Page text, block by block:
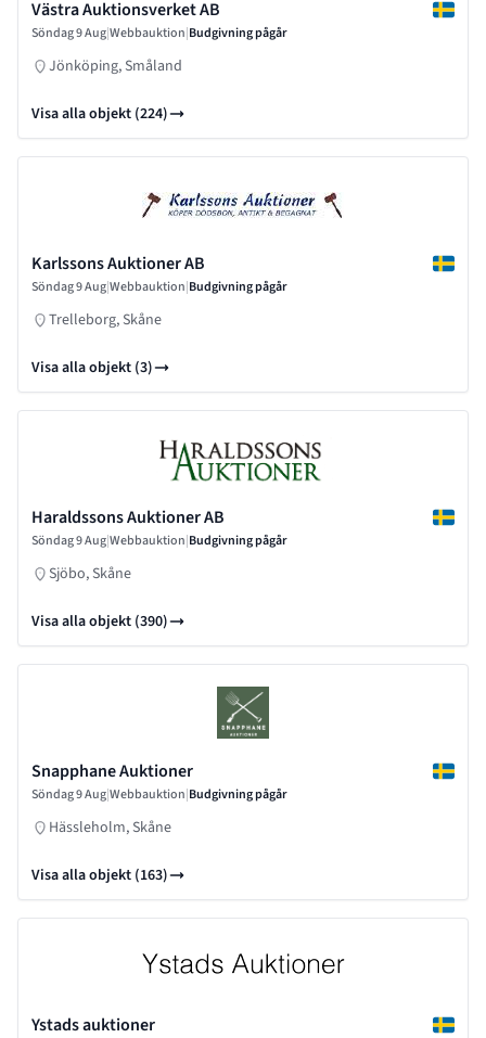
Västra Auktionsverket AB
Söndag 9 Aug|Webbauktion|Budgivning pågår
Jönköping, Småland
Visa alla objekt (224)
Karlssons Auktioner AB
Söndag 9 Aug|Webbauktion|Budgivning pågår
Trelleborg, Skåne
Visa alla objekt (3)
Haraldssons Auktioner AB
Söndag 9 Aug|Webbauktion|Budgivning pågår
Sjöbo, Skåne
Visa alla objekt (390)
Snapphane Auktioner
Söndag 9 Aug|Webbauktion|Budgivning pågår
Hässleholm, Skåne
Visa alla objekt (163)
Ystads auktioner